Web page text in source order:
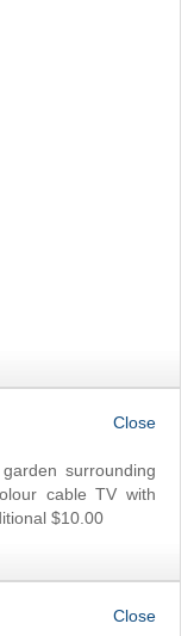
OK
surrounding
cable TV with
$10.00